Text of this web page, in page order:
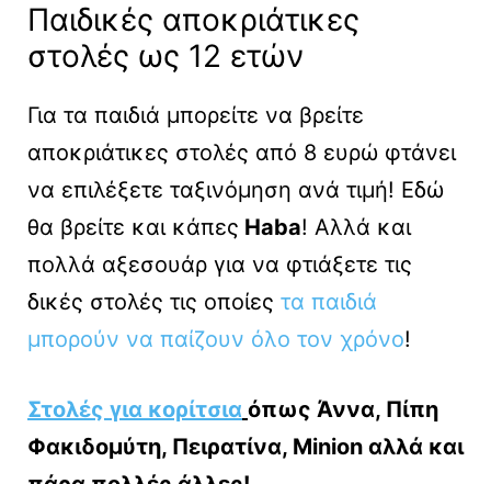
Παιδικές αποκριάτικες
στολές ως 12 ετών
Για τα παιδιά μπορείτε να βρείτε
αποκριάτικες στολές από 8 ευρώ φτάνει
να επιλέξετε ταξινόμηση ανά τιμή! Εδώ
θα βρείτε και κάπες Haba! Αλλά και
πολλά αξεσουάρ για να φτιάξετε τις
δικές στολές τις οποίες τα παιδιά
μπορούν να παίζουν όλο τον χρόνο!
Στολές για κορίτσια όπως Άννα, Πίπη
Φακιδομύτη, Πειρατίνα, Minion αλλά και